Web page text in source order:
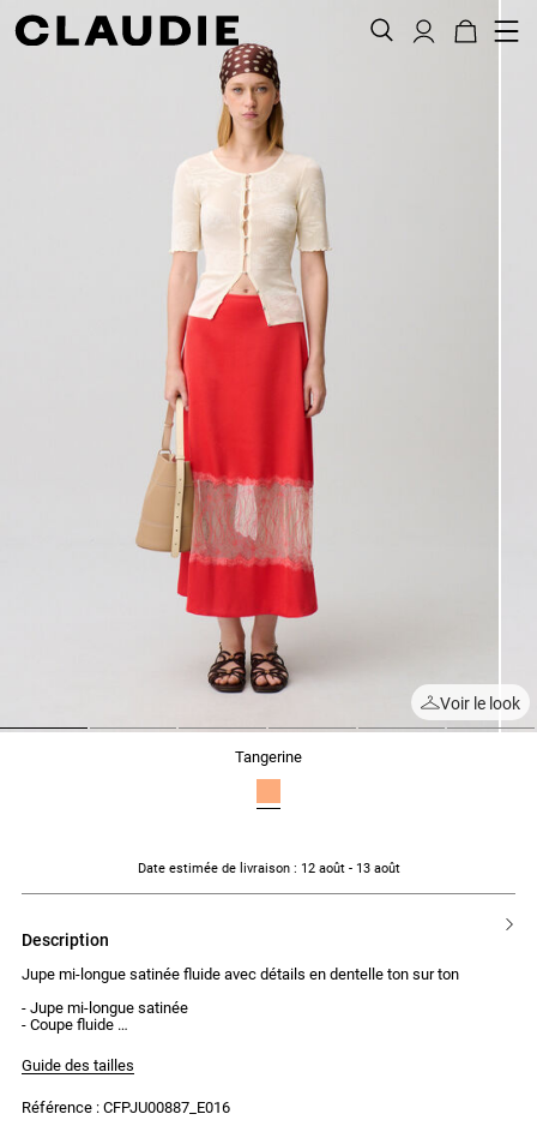
Voir le look
tangerine
Date estimée de livraison: 12 août - 13 août
description
Jupe mi-longue satinée fluide avec détails en dentelle ton sur ton
- Jupe mi-longue satinée
- Coupe fluide
- Empiècement de dentelle ton sur ton en bas de la jupe
- Fermeture par zip invisible et crochet sur le côté
Guide des tailles
Référence : CFPJU00887_E016